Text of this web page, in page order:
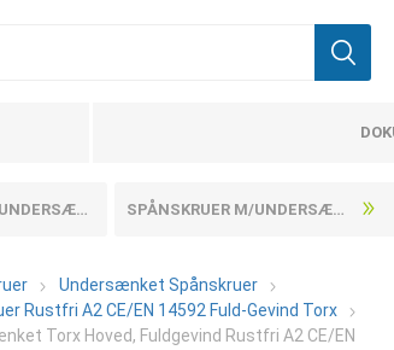
A2 CE/EN 14592 5X40 -T25 (1000 STK) SPÅNSKRUER M/UNDERSÆNKET TORX HOVED, FULDGEVIND RUSTFRI A2 CE/EN 14592 5X50 -T25 (1000 STK)
Undersænket Spånskruer
Rustfri A2 CE/EN 14592 Fuld-Gevind Torx
Torx Hoved, Fuldgevind Rustfri A2 CE/EN